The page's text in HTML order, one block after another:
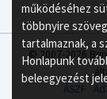
© 2007-2026
ÁSZF
működéséhez
többnyire
tartalmaznak, a
Honlapunk
beleegyezést